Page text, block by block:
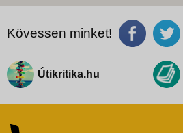
Kövessen minket!
Útikritika.hu